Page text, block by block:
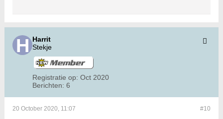
Harrit
Stekje
Registratie op: Oct 2020
Berichten: 6
#10
20 October 2020, 11:07